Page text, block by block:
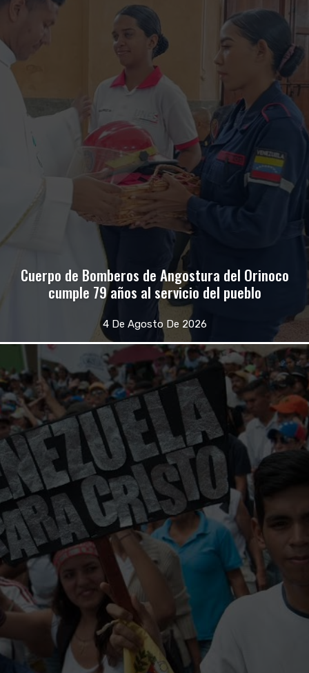
Cuerpo de Bomberos de Angostura del Orinoco
cumple 79 años al servicio del pueblo
4 De Agosto De 2026